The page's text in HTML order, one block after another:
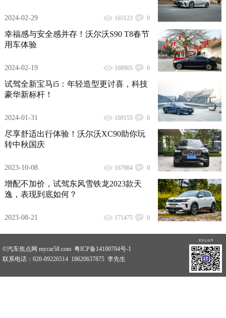
2024-02-29 165123 0
幸福感与安全感并存！沃尔沃S90 T8春节
用车体验
2024-02-19 168905 0
试驾全新宝马i5：年轻造型更讨喜，科技
豪华新标杆！
2024-01-31 169155 0
尽享舒适出行体验！沃尔沃XC90助你玩
转中秋国庆
2023-10-08 167984 0
增配不加价，试驾东风雪铁龙2023款天
逸，表现到底如何？
2023-08-21 171475 0
©汽车焦点网 mycar58.com 粤ICP备14100794号-1
联系电话：020-89226514 18620637875 李先生
关注公众号